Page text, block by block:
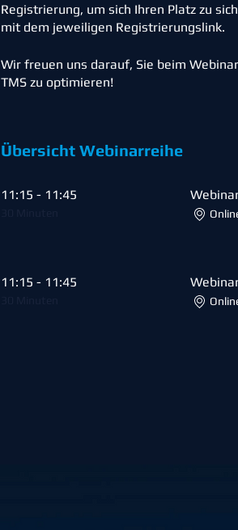
Registrierung, um sich Ihren Platz zu
mit dem jeweiligen Registrierungslink.
Wir freuen uns darauf, Sie beim
TMS zu optimieren!
Übersicht Webinarreihe
11:15 - 11:45
11:15 - 11:45